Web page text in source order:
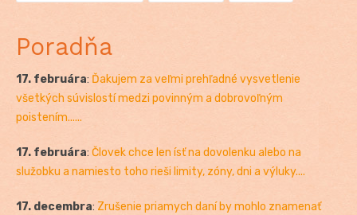
Poradňa
17. februára: Ďakujem za veľmi prehľadné vysvetlenie
všetkých súvislostí medzi povinným a dobrovoľným
poistením......
17. februára: Človek chce len ísť na dovolenku alebo na
služobku a namiesto toho rieši limity, zóny, dni a výluky....
17. decembra: Zrušenie priamych daní by mohlo znamenať